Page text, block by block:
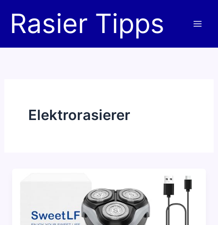
Inhalt
springen
Rasier Tipps
Elektrorasierer